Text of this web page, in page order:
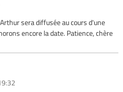
sera diffusée au cours d'une
encore la date. Patience, chère